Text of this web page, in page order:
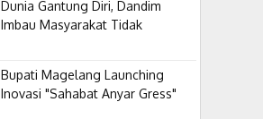
Dunia Gantung Diri, Dandim
Imbau Masyarakat Tidak
Bupati Magelang Launching
Inovasi "Sahabat Anyar Gress"